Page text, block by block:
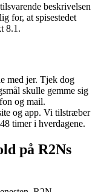
beskrivelsen
for, at spisestedet
8.1.
med jer. Tjek dog
skulle gemme sig
og mail.
og app. Vi tilstræber
timer i hverdagene.
på R2Ns